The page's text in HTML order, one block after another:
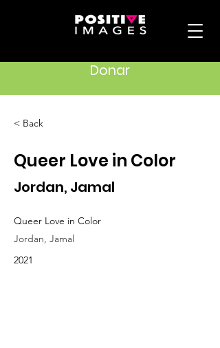
Donar
< Back
Queer Love in Color
Jordan, Jamal
Queer Love in Color
Jordan, Jamal
2021